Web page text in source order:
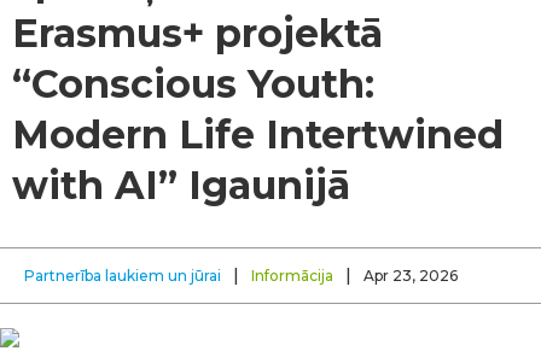
Erasmus+ projektā
“Conscious Youth:
Modern Life Intertwined
with AI” Igaunijā
Partnerība laukiem un jūrai | Informācija | Apr 23, 2026